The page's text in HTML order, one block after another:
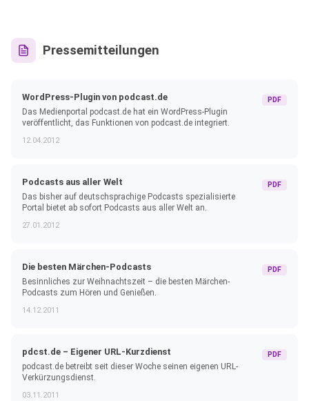
Pressemitteilungen
WordPress-Plugin von podcast.de
Das Medienportal podcast.de hat ein WordPress-Plugin
veröffentlicht, das Funktionen von podcast.de integriert.
12.04.2012
PDF
Podcasts aus aller Welt
Das bisher auf deutschsprachige Podcasts spezialisierte
Portal bietet ab sofort Podcasts aus aller Welt an.
27.01.2012
PDF
Die besten Märchen-Podcasts
Besinnliches zur Weihnachtszeit – die besten Märchen-
Podcasts zum Hören und Genießen.
14.12.2011
PDF
pdcst.de – Eigener URL-Kurzdienst
podcast.de betreibt seit dieser Woche seinen eigenen URL-
Verkürzungsdienst.
03.11.2011
PDF